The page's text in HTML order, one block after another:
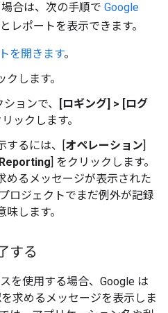
合は、次の手順で Google
レポートを表示できます。
を開きます。
クします。
ョンで、 [ロギング] > [ログ
ックします。
するには、[オペレーション]
] をクリックします。
めるメッセージが表示された
ロジェクトでまだ例外が記録
します。
する
を使用する場合、Google は
求めるメッセージを表示しま